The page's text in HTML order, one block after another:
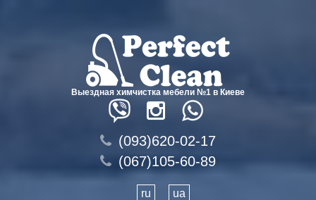
Выездная химчистка мебели №1 в Киеве
(093)620-02-17
(067)105-60-89
ru ua